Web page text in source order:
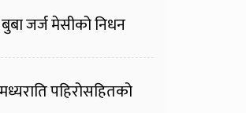
जर्ज मेसीको निधन
पहिरोसहितको